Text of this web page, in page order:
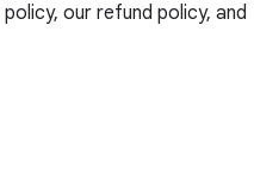
our refund policy, and